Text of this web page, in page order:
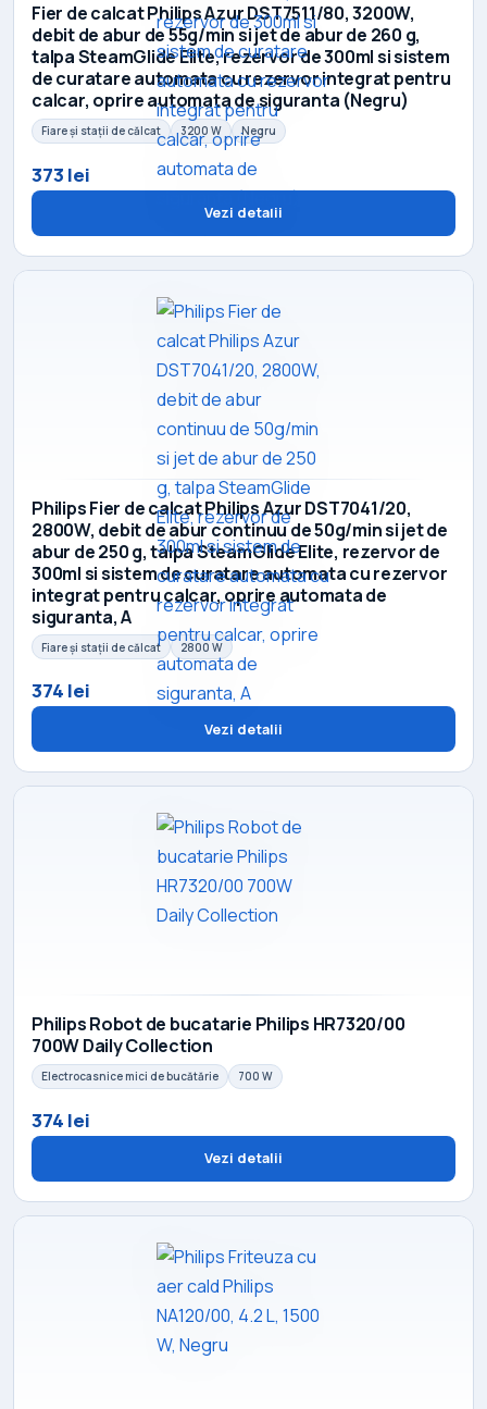
Fier de calcat Philips Azur DST7511/80, 3200W,
debit de abur de 55g/min si jet de abur de 260 g,
talpa SteamGlide Elite, rezervor de 300ml si sistem
de curatare automata cu rezervor integrat pentru
calcar, oprire automata de siguranta (Negru)
Fiare și stații de călcat 3200 W Negru
373 lei
Vezi detalii
Philips Fier de calcat Philips Azur DST7041/20,
2800W, debit de abur continuu de 50g/min si jet de
abur de 250 g, talpa SteamGlide Elite, rezervor de
300ml si sistem de curatare automata cu rezervor
integrat pentru calcar, oprire automata de
siguranta, A
Fiare și stații de călcat 2800 W
374 lei
Vezi detalii
Philips Robot de bucatarie Philips HR7320/00
700W Daily Collection
Electrocasnice mici de bucătărie 700 W
374 lei
Vezi detalii